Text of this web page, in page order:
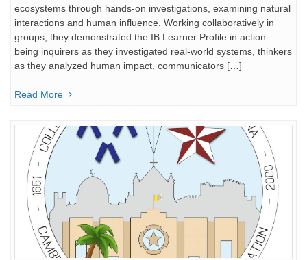
ecosystems through hands-on investigations, examining natural
interactions and human influence. Working collaboratively in
groups, they demonstrated the IB Learner Profile in action—
being inquirers as they investigated real-world systems, thinkers
as they analyzed human impact, communicators […]
Read More